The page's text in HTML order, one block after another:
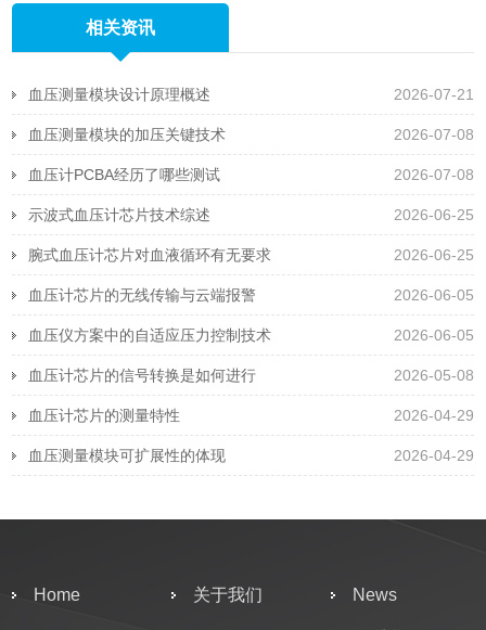
相关资讯
2026-07-21
血压测量模块设计原理概述
2026-07-08
血压测量模块的加压关键技术
2026-07-08
血压计PCBA经历了哪些测试
2026-06-25
示波式血压计芯片技术综述
2026-06-25
腕式血压计芯片对血液循环有无要求
2026-06-05
血压计芯片的无线传输与云端报警
2026-06-05
血压仪方案中的自适应压力控制技术
2026-05-08
血压计芯片的信号转换是如何进行
2026-04-29
血压计芯片的测量特性
2026-04-29
血压测量模块可扩展性的体现
Home 关于我们 News